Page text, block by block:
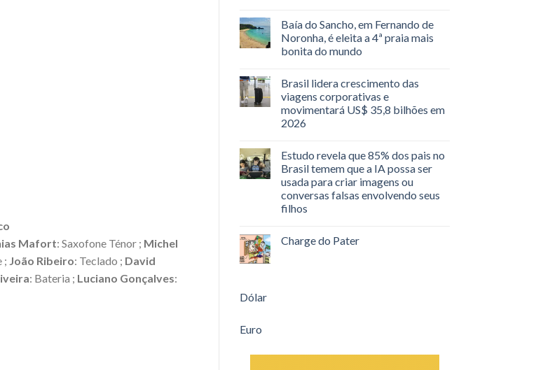
Mafort: Saxofone Ténor ; Michel
; João Ribeiro: Teclado ; David
: Bateria ; Luciano Gonçalves:
Baía do Sancho, em Fernando de
Noronha, é eleita a 4ª praia mais
bonita do mundo
Brasil lidera crescimento das
viagens corporativas e
movimentará US$ 35,8 bilhões em
2026
Estudo revela que 85% dos pais no
Brasil temem que a IA possa ser
usada para criar imagens ou
conversas falsas envolvendo seus
filhos
Charge do Pater
Dólar
Euro